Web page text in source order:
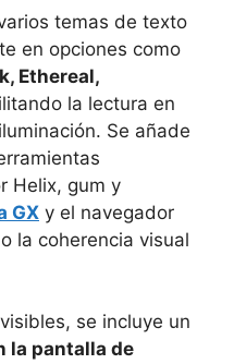
temas de texto
en opciones como
Ethereal,
la lectura en
Se añade
Helix, gum y
GX y el navegador
la coherencia visual
se incluye un
la pantalla de